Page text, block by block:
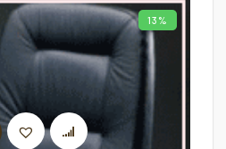
13%
AJOUTER AU PANIER